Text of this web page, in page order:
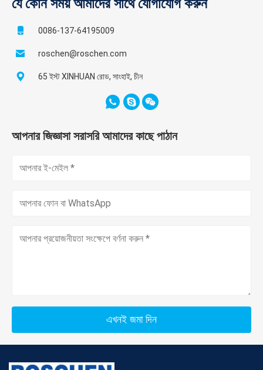
যে কোন সময় আমাদের সাথে যোগাযোগ করুন
0086-137-64195009
roschen@roschen.com
65 ইস্ট XINHUAN রোড, সাংহাই, চীন
আপনার জিজ্ঞাসা সরাসরি আমাদের কাছে পাঠান
এখনই জমা দিন